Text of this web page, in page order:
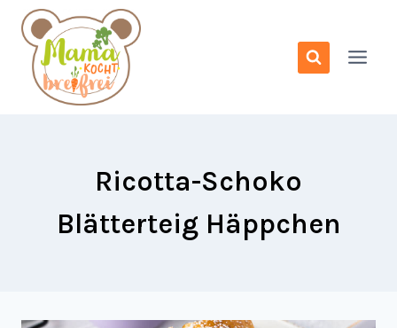
Zum
Inhalt
springen
Ricotta-Schoko
Blätterteig Häppchen